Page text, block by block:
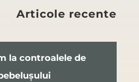
Articole recente
la controalele de